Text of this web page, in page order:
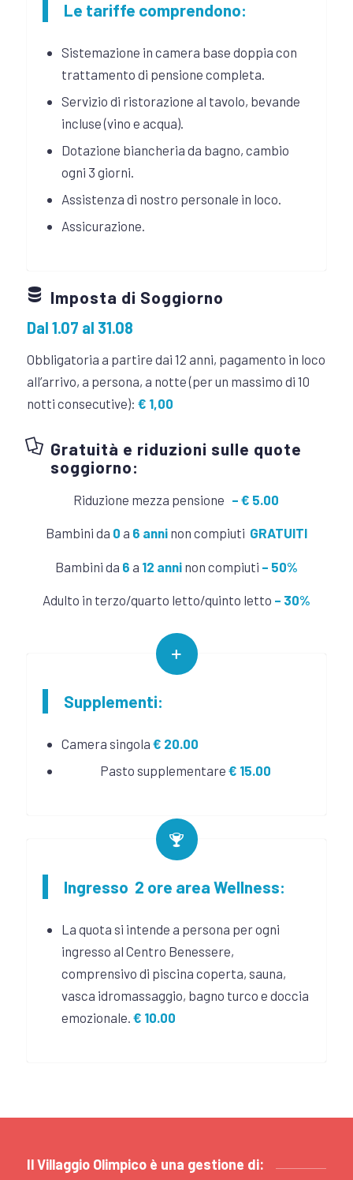
Le tariffe comprendono:
Sistemazione in camera base doppia con
trattamento di pensione completa.
Servizio di ristorazione al tavolo, bevande
incluse (vino e acqua).
Dotazione biancheria da bagno, cambio
ogni 3 giorni.
Assistenza di nostro personale in loco.
Assicurazione.
Imposta di Soggiorno
Dal 1.07 al 31.08
Obbligatoria a partire dai 12 anni, pagamento in loco
all’arrivo, a persona, a notte (per un massimo di 10
notti consecutive): € 1,00
Gratuità e riduzioni sulle quote
soggiorno:
Riduzione mezza pensione – € 5.00
Bambini da 0 a 6 anninon compiuti GRATUITI
Bambini da 6 a 12 anninon compiuti – 50%
Adulto in terzo/quarto letto/quinto letto – 30%
Supplementi:
Camera singola € 20.00
Pasto supplementare€ 15.00
Ingresso 2 ore area Wellness:
La quota si intende a persona per ogni
ingresso al Centro Benessere,
comprensivo di piscina coperta, sauna,
vasca idromassaggio, bagno turco e doccia
emozionale. € 10.00
Il Villaggio Olimpico è una gestione di: